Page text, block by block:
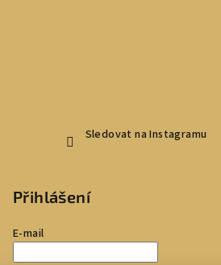
Sledovat na Instagramu
Přihlášení
E-mail